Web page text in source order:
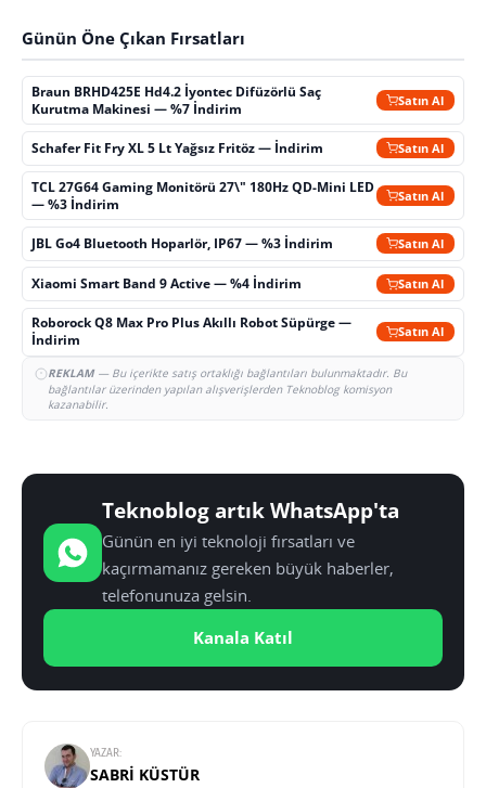
Günün Öne Çıkan Fırsatları
Braun BRHD425E Hd4.2 İyontec Difüzörlü Saç
Kurutma Makinesi — %7 İndirim
Satın Al
Schafer Fit Fry XL 5 Lt Yağsız Fritöz — İndirim Satın Al
TCL 27G64 Gaming Monitörü 27\" 180Hz QD-Mini LED
— %3 İndirim
Satın Al
JBL Go4 Bluetooth Hoparlör, IP67 — %3 İndirim Satın Al
Xiaomi Smart Band 9 Active — %4 İndirim Satın Al
Roborock Q8 Max Pro Plus Akıllı Robot Süpürge —
İndirim
Satın Al
REKLAM— Bu içerikte satış ortaklığı bağlantıları bulunmaktadır. Bu
bağlantılar üzerinden yapılan alışverişlerden Teknoblog komisyon
kazanabilir.
Teknoblog artık WhatsApp'ta
Günün en iyi teknoloji fırsatları ve
kaçırmamanız gereken büyük haberler,
telefonunuza gelsin.
Kanala Katıl
YAZAR:
SABRI KÜSTÜR